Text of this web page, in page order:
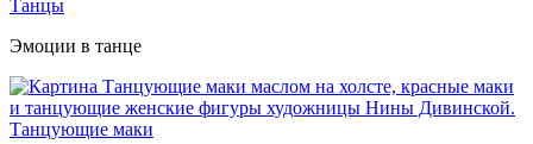
Танцы
Эмоции в танце
Танцующие маки